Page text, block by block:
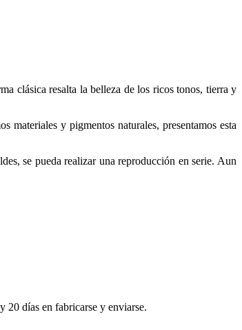
clásica resalta la belleza de los ricos tonos, tierra y
y pigmentos naturales, presentamos esta
se pueda realizar una reproducción en serie. Aun
20 días en fabricarse y enviarse.